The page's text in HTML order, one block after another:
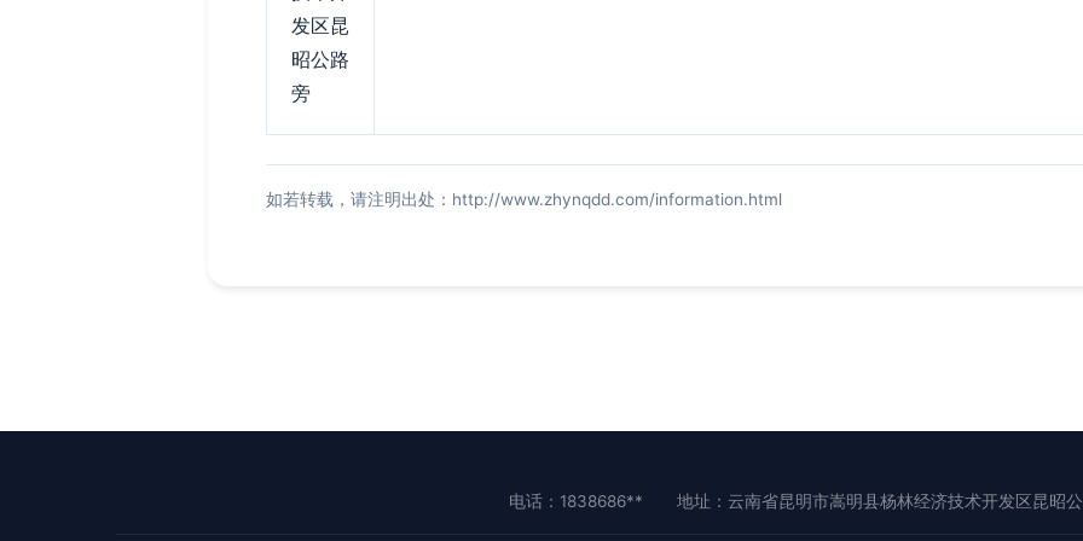
发区昆
昭公路
旁
如若转载，请注明出处：http://www.zhynqdd.com/information.html
电话：1838686** 地址：云南省昆明市嵩明县杨林经济技术开发区昆昭